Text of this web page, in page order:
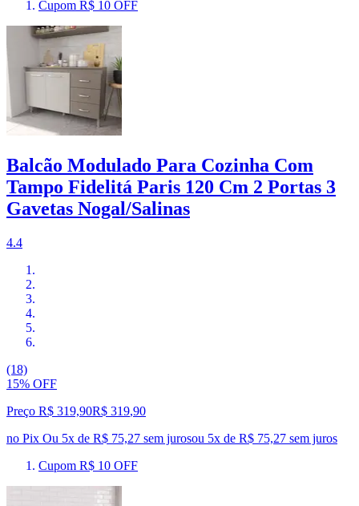
Cupom R$ 10 OFF
Balcão Modulado Para Cozinha Com
Tampo Fidelitá Paris 120 Cm 2 Portas 3
Gavetas Nogal/Salinas
4.4
(18)
15% OFF
Preço R$ 319,90R$ 319,90
no Pix Ou 5x de R$ 75,27 sem jurosou 5x de R$ 75,27 sem juros
Cupom R$ 10 OFF